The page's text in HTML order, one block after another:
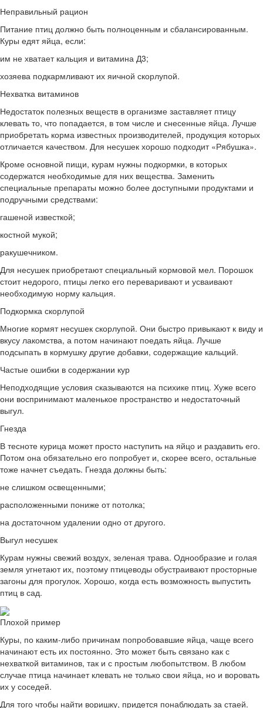
Неправильный рацион
Питание птиц должно быть полноценным и сбалансированным.
Куры едят яйца, если:
им не хватает кальция и витамина Д3;
хозяева подкармливают их яичной скорлупой.
Нехватка витаминов
Недостаток полезных веществ в организме заставляет птицу
клевать то, что попадается, в том числе и снесенные яйца. Лучше
приобретать корма известных производителей, продукция которых
отличается качеством. Для несушек хорошо подходит «Рябушка».
Кроме основной пищи, курам нужны подкормки, в которых
содержатся необходимые для них вещества. Заменить
специальные препараты можно более доступными продуктами и
подручными средствами:
гашеной известкой;
костной мукой;
ракушечником.
Для несушек приобретают специальный кормовой мел. Порошок
стоит недорого, птицы легко его переваривают и усваивают
необходимую норму кальция.
Подкормка скорлупой
Многие кормят несушек скорлупой. Они быстро привыкают к виду и
вкусу лакомства, а потом начинают поедать яйца. Лучше
подсыпать в кормушку другие добавки, содержащие кальций.
Частые ошибки в содержании кур
Неподходящие условия сказываются на психике птиц. Хуже всего
они воспринимают маленькое пространство и недостаточный
выгул.
Гнезда
В тесноте курица может просто наступить на яйцо и раздавить его.
Потом она обязательно его попробует и, скорее всего, остальные
тоже начнет съедать. Гнезда должны быть:
не слишком освещенными;
расположенными пониже от потолка;
на достаточном удалении одно от другого.
Выгул несушек
Курам нужны свежий воздух, зеленая трава. Однообразие и голая
земля угнетают их, поэтому птицеводы обустраивают просторные
загоны для прогулок. Хорошо, когда есть возможность выпустить
птиц в сад.
Плохой пример
Куры, по каким-либо причинам попробовавшие яйца, чаще всего
начинают есть их постоянно. Это может быть связано как с
нехваткой витаминов, так и с простым любопытством. В любом
случае птица начинает клевать не только свои яйца, но и воровать
их у соседей.
Для того чтобы найти воришку, придется понаблюдать за стаей.